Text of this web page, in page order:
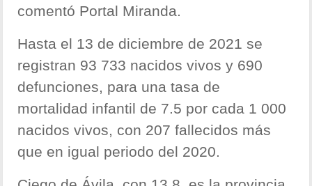
comentó Portal Miranda.
Hasta el 13 de diciembre de 2021 se
registran 93 733 nacidos vivos y 690
defunciones, para una tasa de
mortalidad infantil de 7.5 por cada 1 000
nacidos vivos, con 207 fallecidos más
que en igual periodo del 2020.